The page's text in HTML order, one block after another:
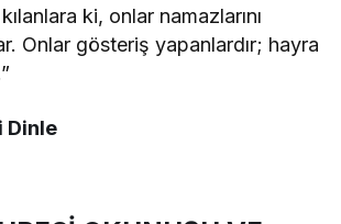
ki, onlar namazlarını
Onlar gösteriş yapanlardır; hayra
Dinle